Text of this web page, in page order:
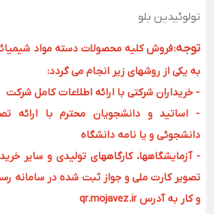
تولوئیدین بلو
توجه:فروش کلیه محصولات دسته مواد
به یکی از روشهای زیر انجام می گردد:
- خریداران شرکتی با ارائه اطلاعات کامل شرکت
- اساتید و دانشجویان محترم با ارائه
دانشجوئی و یا نامه دانشگاه
- آزمایشگاهها، کارگاههای تولیدی و سایر
تصویر کارت ملی و جواز ثبت شده در سامانه
و کار به آدرس qr.mojavez.ir